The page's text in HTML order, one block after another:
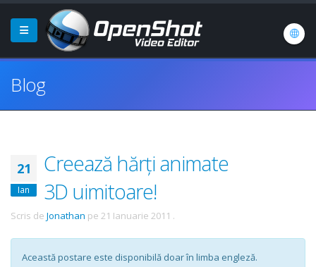
Blog
21
Ian
Creează hărți animate
3D uimitoare!
Scris de Jonathan pe 21 Ianuarie 2011 .
Această postare este disponibilă doar în limba engleză.